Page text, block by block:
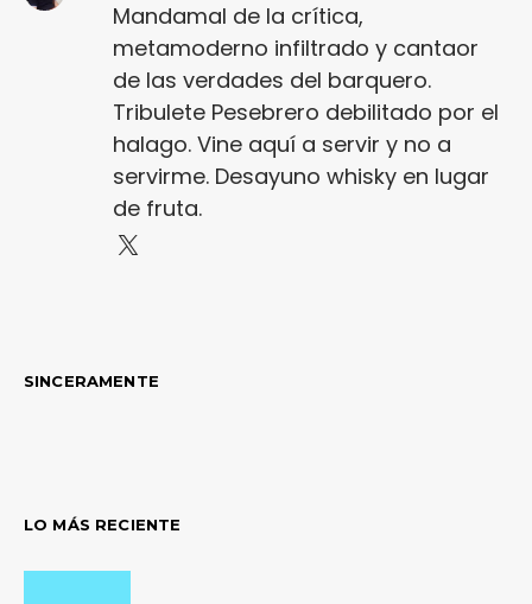
Mandamal de la crítica,
metamoderno infiltrado y cantaor
de las verdades del barquero.
Tribulete Pesebrero debilitado por el
halago. Vine aquí a servir y no a
servirme. Desayuno whisky en lugar
de fruta.
SINCERAMENTE
LO MÁS RECIENTE